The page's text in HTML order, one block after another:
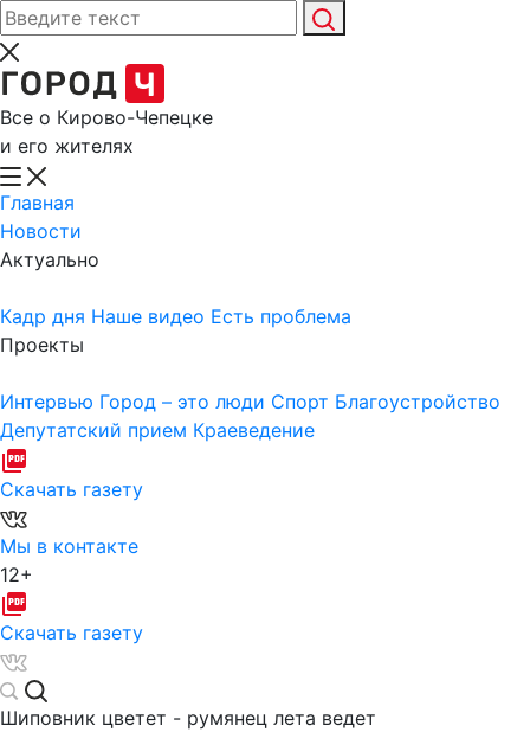
Все о Кирово-Чепецке
и его жителях
Главная
Новости
Актуально
Кадр дня Наше видео Есть проблема
Проекты
Интервью Город – это люди Спорт Благоустройство
Депутатский прием Краеведение
Скачать газету
Мы в контакте
12+
Скачать газету
Шиповник цветет - румянец лета ведет